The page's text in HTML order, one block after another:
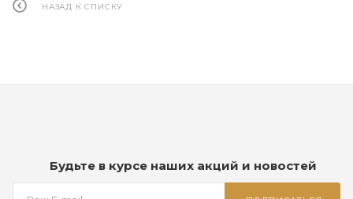
НАЗАД К СПИСКУ
Будьте в курсе наших акций и новостей